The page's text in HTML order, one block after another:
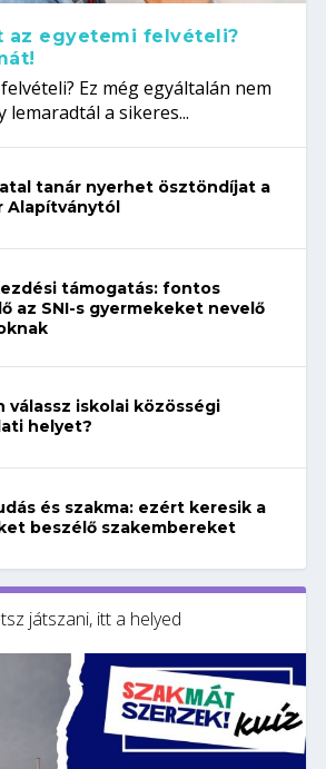
az egyetemi felvételi?
Ez még egyáltalán nem
lemaradtál a sikeres...
tanár nyerhet ösztöndíjat a
Alapítványtól
támogatás: fontos
az SNI-s gyermekeket nevelő
válassz iskolai közösségi
helyet?
és szakma: ezért keresik a
beszélő szakembereket
játszani, itt a helyed